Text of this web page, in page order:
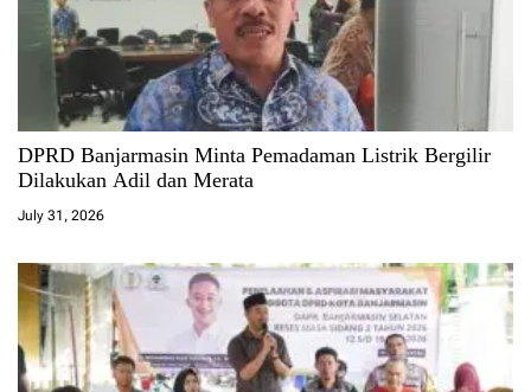
DPRD Banjarmasin Minta Pemadaman Listrik Bergilir
Dilakukan Adil dan Merata
July 31, 2026